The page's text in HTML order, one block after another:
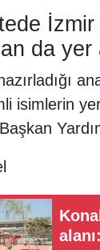
İzmir
da yer
isimlerin